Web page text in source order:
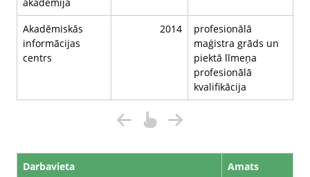
akadēmija
Akadēmiskās
informācijas
centrs
2014
profesionālā
maģistra grāds un
piektā līmeņa
profesionālā
kvalifikācija
Darbavieta
Amats